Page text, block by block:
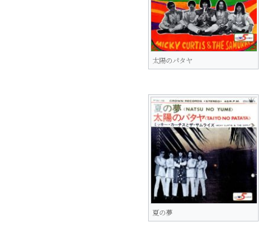
太陽のパタヤ
夏の夢